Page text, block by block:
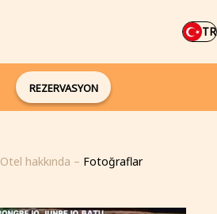
TR
REZERVASYON
Otel hakkında – Fotoğraflar